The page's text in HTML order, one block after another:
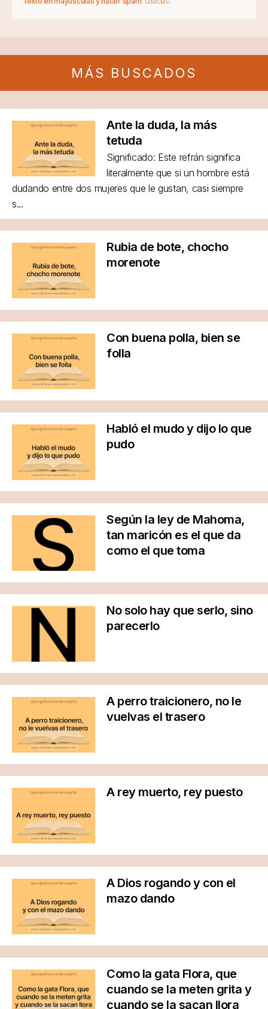
MÁS BUSCADOS
Ante la duda, la más
tetuda
Significado: Este refrán significa
literalmente que si un hombre está
dudando entre dos mujeres que le gustan, casi siempre
s...
Rubia de bote, chocho
morenote
Con buena polla, bien se
folla
Habló el mudo y dijo lo que
pudo
Según la ley de Mahoma,
tan maricón es el que da
como el que toma
No solo hay que serlo, sino
parecerlo
A perro traicionero, no le
vuelvas el trasero
A rey muerto, rey puesto
A Dios rogando y con el
mazo dando
Como la gata Flora, que
cuando se la meten grita y
cuando se la sacan llora